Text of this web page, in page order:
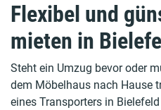
Flexibel und
mieten in
Steht ein Umzug bevor oder
dem Möbelhaus nach Hause
eines Transporters in